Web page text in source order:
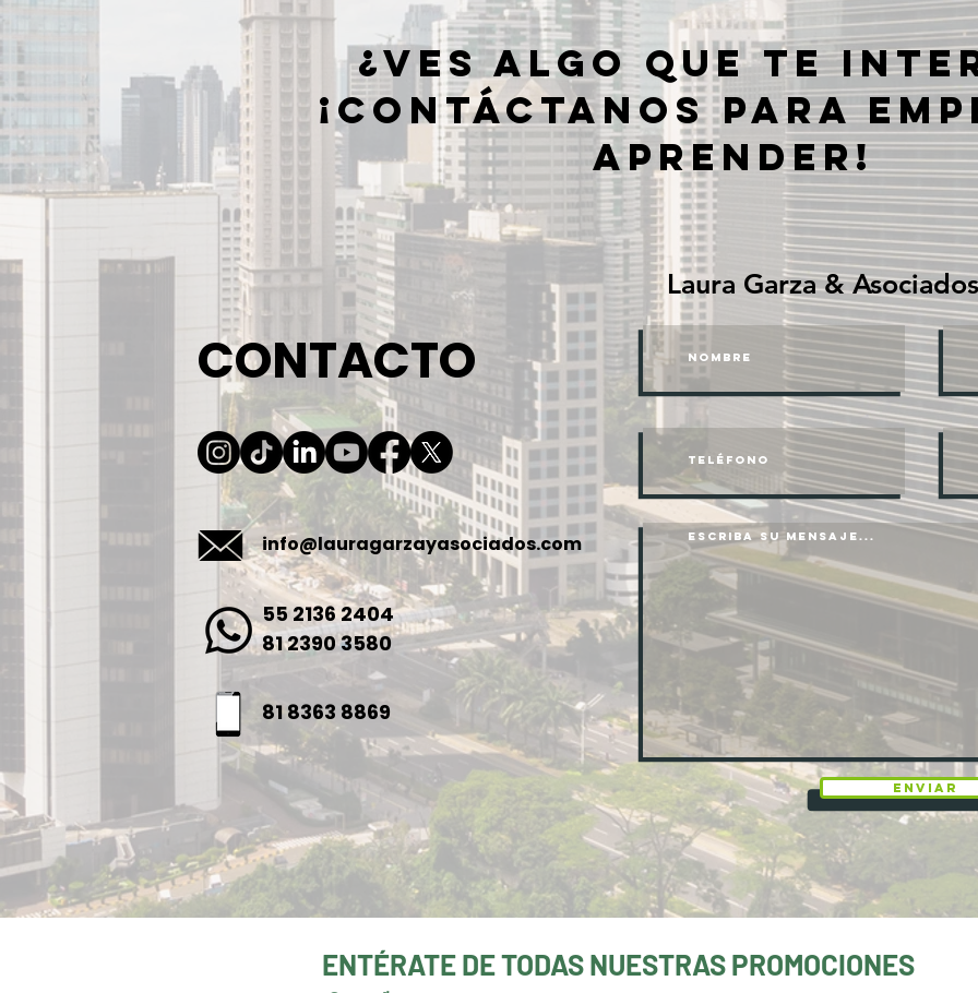
¿VES ALGO QUE TE
¡contáctanos para
aprender!
info@lauragarzayasociados.com
55 2136 2404
81 2390 3580
81 8363 8869
Laura Garza &
Enviar
CONTACTO
ENTÉRATE DE TODAS NUESTRAS PROMOCIONES